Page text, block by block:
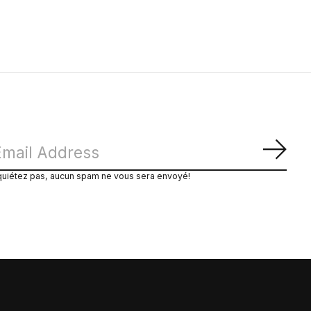
pas, aucun spam ne vous sera envoyé!